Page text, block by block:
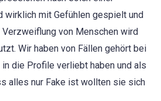
wirklich mit Gefühlen gespielt und
von Menschen wird
Wir haben von Fällen gehört bei
die Profile verliebt haben und als
alles nur Fake ist wollten sie sich